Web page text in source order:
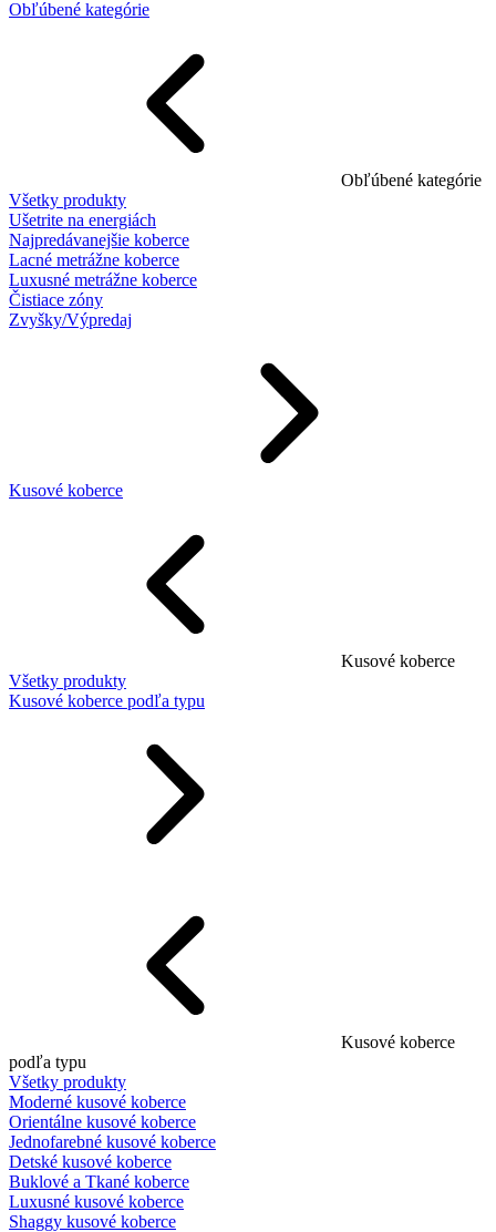
Obľúbené kategórie
Obľúbené kategórie
Všetky produkty
Ušetrite na energiách
Najpredávanejšie koberce
Lacné metrážne koberce
Luxusné metrážne koberce
Čistiace zóny
Zvyšky/Výpredaj
Kusové koberce
Kusové koberce
Všetky produkty
Kusové koberce podľa typu
Kusové koberce
podľa typu
Všetky produkty
Moderné kusové koberce
Orientálne kusové koberce
Jednofarebné kusové koberce
Detské kusové koberce
Buklové a Tkané koberce
Luxusné kusové koberce
Shaggy kusové koberce